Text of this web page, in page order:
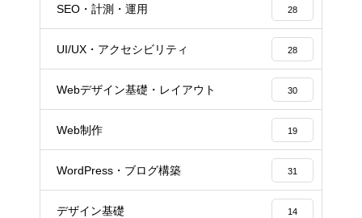
SEO・計測・運用 28
UI/UX・アクセシビリティ 28
Webデザイン基礎・レイアウト 30
Web制作 19
WordPress・ブログ構築 31
デザイン基礎 14